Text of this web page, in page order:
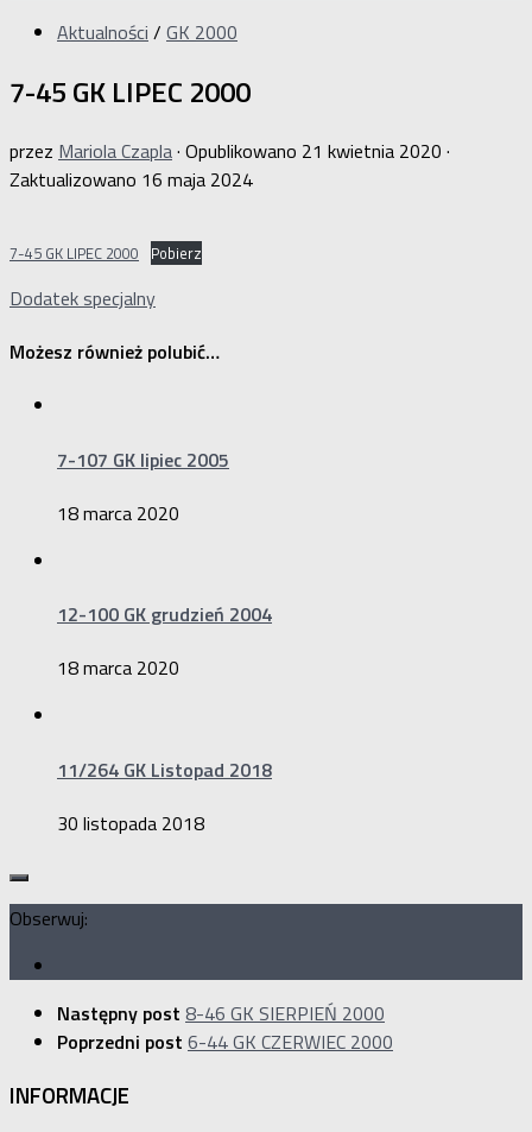
Aktualności / GK 2000
7-45 GK LIPEC 2000
przez Mariola Czapla· Opublikowano 21 kwietnia 2020 ·
Zaktualizowano 16 maja 2024
7-45 GK LIPEC 2000 Pobierz
Dodatek specjalny
Możesz również polubić…
7-107 GK lipiec 2005
18 marca 2020
12-100 GK grudzień 2004
18 marca 2020
11/264 GK Listopad 2018
30 listopada 2018
Obserwuj:
Następny post 8-46 GK SIERPIEŃ 2000
Poprzedni post 6-44 GK CZERWIEC 2000
INFORMACJE